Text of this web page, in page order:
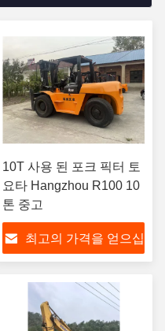
10T 사용 된 포크 픽터 토
요타 Hangzhou R100 10
톤 중고
최고의 가격을 얻으십